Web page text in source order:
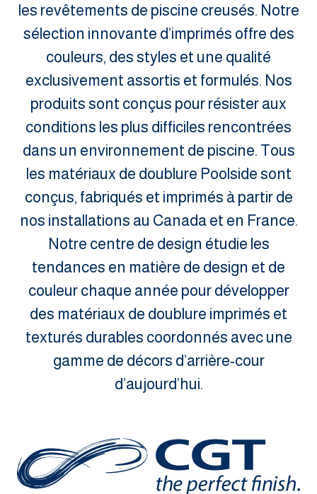
les revêtements de piscine creusés. Notre
sélection innovante d’imprimés offre des
couleurs, des styles et une qualité
exclusivement assortis et formulés. Nos
produits sont conçus pour résister aux
conditions les plus difficiles rencontrées
dans un environnement de piscine. Tous
les matériaux de doublure Poolside sont
conçus, fabriqués et imprimés à partir de
nos installations au Canada et en France.
Notre centre de design étudie les
tendances en matière de design et de
couleur chaque année pour développer
des matériaux de doublure imprimés et
texturés durables coordonnés avec une
gamme de décors d’arrière-cour
d’aujourd’hui.